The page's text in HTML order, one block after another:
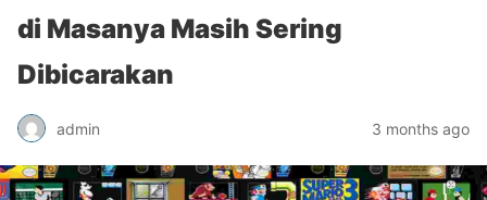
di Masanya Masih Sering
Dibicarakan
admin 3 months ago